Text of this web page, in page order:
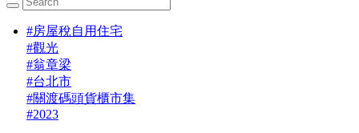
#房屋稅自用住宅
#觀光
#翁章梁
#台北市
#關渡碼頭貨櫃市集
#2023